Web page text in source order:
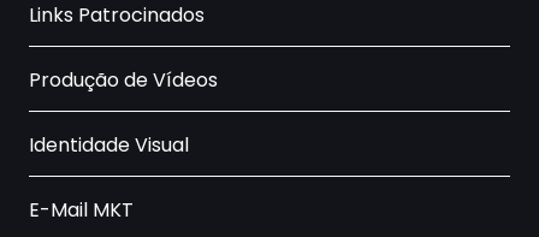
Links Patrocinados
Produção de Vídeos
Identidade Visual
E-Mail MKT